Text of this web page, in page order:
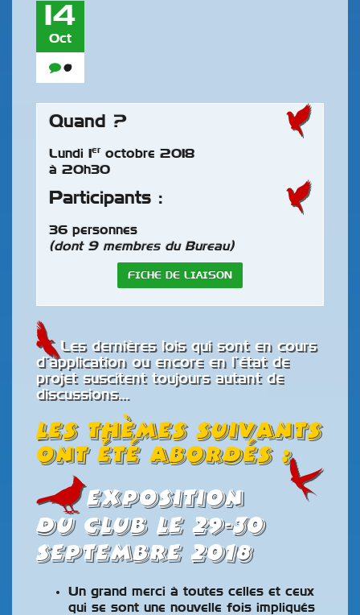
14
Oct
0
Quand ?
Lundi 1er octobre 2018
à 20h30
Participants :
36 personnes
(dont 9 membres du Bureau)
FICHE DE LIAISON
Les dernières lois qui sont en cours
d’application ou encore en l’état de
projet suscitent toujours autant de
discussions…
Les thèmes suivants
ont été abordés :
Exposition
du club le 29-30
septembre 2018
Un grand merci à toutes celles et ceux
qui se sont une nouvelle fois impliqués